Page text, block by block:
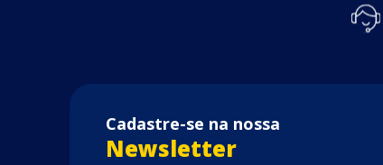
Cadastre-se na nossa
Newsletter